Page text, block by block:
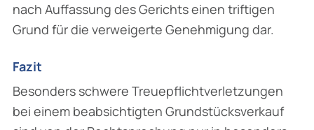
nach Auffassung des Gerichts einen triftigen
Grund für die verweigerte Genehmigung dar.
Fazit
Besonders schwere Treuepflichtverletzungen
bei einem beabsichtigten Grundstücksverkauf